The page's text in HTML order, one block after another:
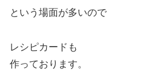
という場面が多いので
レシピカードも
作っております。